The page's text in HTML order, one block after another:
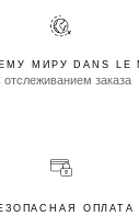
МИРУ DANS LE
отслеживанием заказа
ОПЛАТА